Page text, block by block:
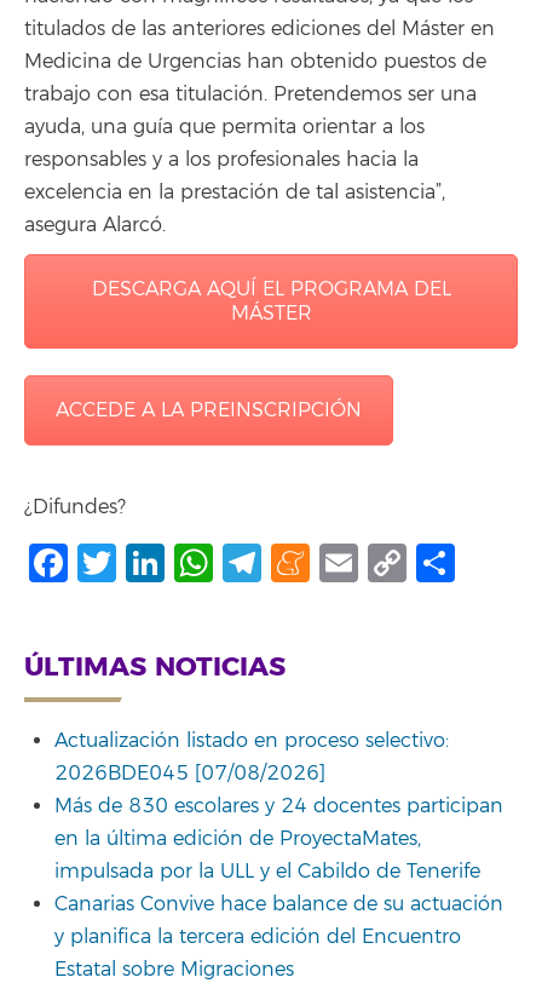
titulados de las anteriores ediciones del Máster en
Medicina de Urgencias han obtenido puestos de
trabajo con esa titulación. Pretendemos ser una
ayuda, una guía que permita orientar a los
responsables y a los profesionales hacia la
excelencia en la prestación de tal asistencia”,
asegura Alarcó.
DESCARGA AQUÍ EL PROGRAMA DEL
MÁSTER
ACCEDE A LA PREINSCRIPCIÓN
¿Difundes?
Facebook
Twitter
LinkedIn
WhatsApp
Telegram
Meneame
Email
Copy
ÚLTIMAS NOTICIAS
Actualización listado en proceso selectivo:
2026BDE045 [07/08/2026]
Más de 830 escolares y 24 docentes participan
en la última edición de ProyectaMates,
impulsada por la ULL y el Cabildo de Tenerife
Canarias Convive hace balance de su actuación
y planifica la tercera edición del Encuentro
Estatal sobre Migraciones